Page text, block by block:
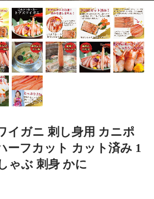
イガニ 刺し身用 カニポ
ーフカット カット済み 1
ゃぶ 刺身 かに